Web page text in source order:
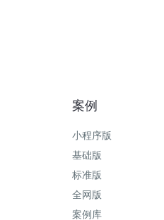
案例
小程序版
基础版
标准版
全网版
案例库